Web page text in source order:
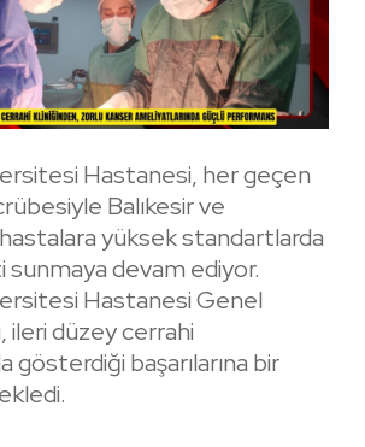
Hastanesi, her geçen
Balıkesir ve
yüksek standartlarda
sunmaya devam ediyor.
Hastanesi Genel
ileri düzey cerrahi
gösterdiği başarılarına bir